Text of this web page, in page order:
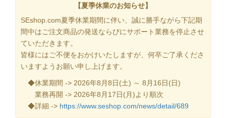
【夏季休業のお知らせ】
SEshop.com夏季休業期間に伴い、誠に勝手ながら下記期
間中はご注文商品の発送ならびにサポート業務を停止させ
ていただきます。
皆様にはご不便をおかけいたしますが、何卒ご了承くださ
いますようお願い申し上げます。
◆休業期間 -> 2026年8月8日(土) ～ 8月16日(日)
業務再開 -> 2026年8月17日(月)より順次
◆詳細 -> https://www.seshop.com/news/detail/689